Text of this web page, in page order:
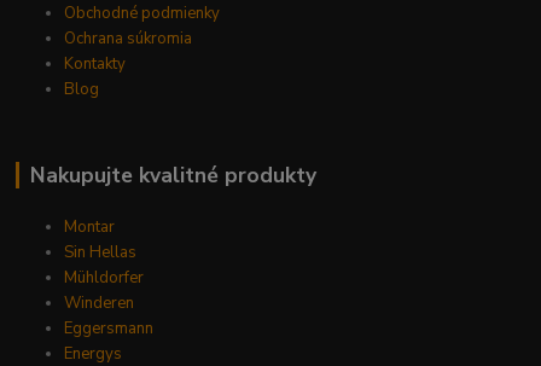
Obchodné podmienky
Ochrana súkromia
Kontakty
Blog
Nakupujte kvalitné produkty
Montar
Sin Hellas
Mühldorfer
Winderen
Eggersmann
Energys